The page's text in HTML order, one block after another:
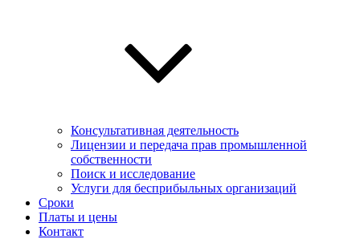
Консультативная деятельность
Лицензии и передача прав промышленной
собственности
Поиск и исследование
Услуги для беcприбыльных организаций
Сроки
Платы и цены
Контакт